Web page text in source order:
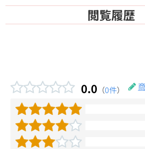
閲覧履歴
0.0 （0件）